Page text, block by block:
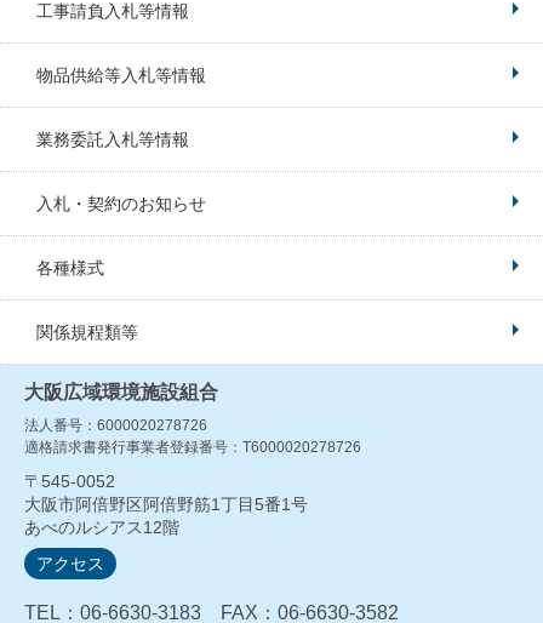
工事請負入札等情報
物品供給等入札等情報
業務委託入札等情報
入札・契約のお知らせ
各種様式
関係規程類等
大阪広域環境施設組合
法人番号：6000020278726
適格請求書発行事業者登録番号：T6000020278726
〒545-0052
大阪市阿倍野区阿倍野筋1丁目5番1号
あべのルシアス12階
アクセス
TEL：06-6630-3183 FAX：06-6630-3582